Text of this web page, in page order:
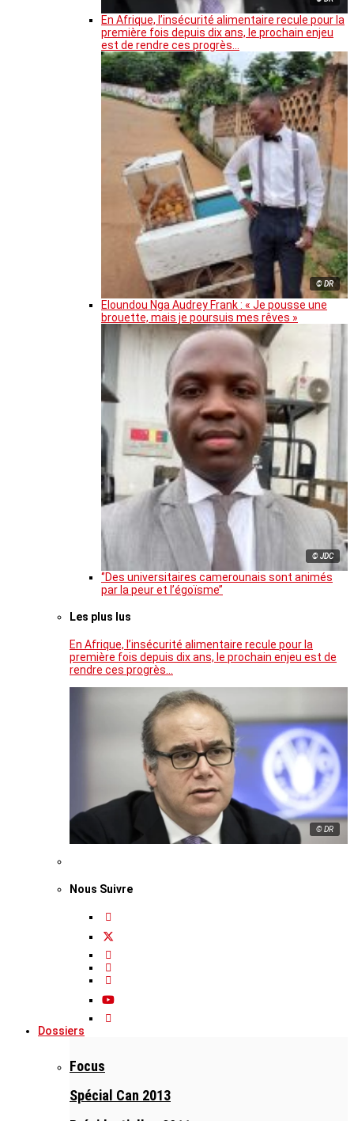
En Afrique, l’insécurité alimentaire recule pour la
première fois depuis dix ans, le prochain enjeu
est de rendre ces progrès…
© DR
Eloundou Nga Audrey Frank : « Je pousse une
brouette, mais je poursuis mes rêves »
© JDC
‘’Des universitaires camerounais sont animés
par la peur et l’égoïsme’’
Les plus lus
En Afrique, l’insécurité alimentaire recule pour la
première fois depuis dix ans, le prochain enjeu est de
rendre ces progrès…
© DR
Nous Suivre
Dossiers
Focus
Spécial Can 2013
Présidentielles 2011